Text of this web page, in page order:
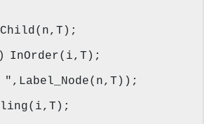
InOrder(i,T);